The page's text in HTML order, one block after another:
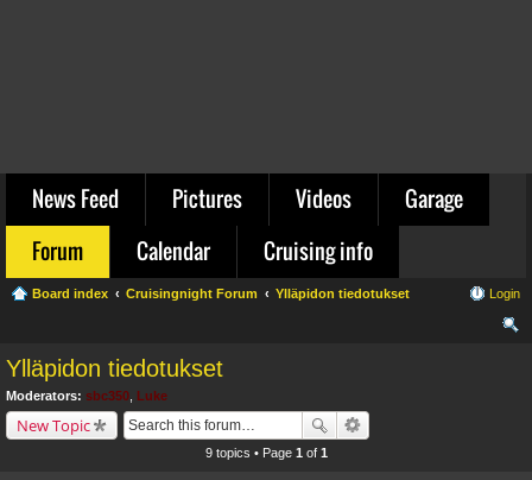
News Feed Pictures Videos
Garage
Forum
Calendar Cruising info
Board index Cruisingnight Forum Ylläpidon tiedotukset Login
Ylläpidon tiedotukset
Moderators: sbc350 Luke
New Topic
9 topics • Page 1 of 1